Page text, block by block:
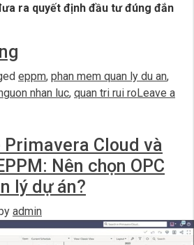
ra quyết định đầu tư đúng đắn
sánh
Primavera
PPM
và
EPPM:
Đâu
là
lựa
eppm, phan mem quan ly du an,
nhan luc, quan tri rui roLeave a
Primavera Cloud và
Nên chọn OPC
lý dự án?
admin